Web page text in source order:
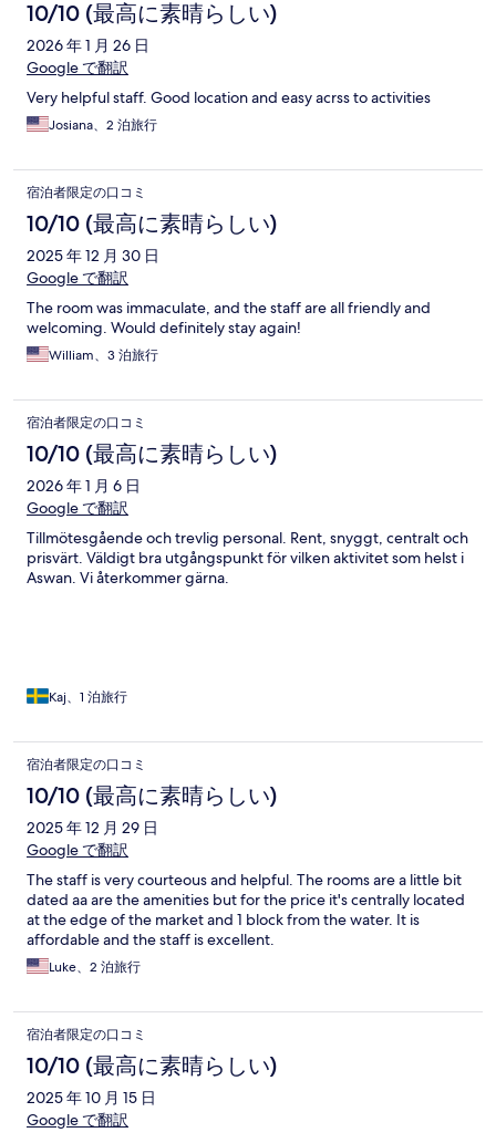
10/10 (最高に素晴らしい)
2026 年 1 月 26 日
Google で翻訳
Very helpful staff. Good location and easy acrss to activities
Josiana、2 泊旅行
宿泊者限定の口コミ
10/10 (最高に素晴らしい)
2025 年 12 月 30 日
Google で翻訳
The room was immaculate, and the staff are all friendly and
welcoming. Would definitely stay again!
William、3 泊旅行
宿泊者限定の口コミ
10/10 (最高に素晴らしい)
2026 年 1 月 6 日
Google で翻訳
Tillmötesgående och trevlig personal. Rent, snyggt, centralt och
prisvärt. Väldigt bra utgångspunkt för vilken aktivitet som helst i
Aswan. Vi återkommer gärna.
Kaj、1 泊旅行
宿泊者限定の口コミ
10/10 (最高に素晴らしい)
2025 年 12 月 29 日
Google で翻訳
The staff is very courteous and helpful. The rooms are a little bit
dated aa are the amenities but for the price it's centrally located
at the edge of the market and 1 block from the water. It is
affordable and the staff is excellent.
Luke、2 泊旅行
宿泊者限定の口コミ
10/10 (最高に素晴らしい)
2025 年 10 月 15 日
Google で翻訳